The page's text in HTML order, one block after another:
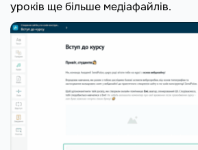
уроків ще більше медіафайлів.